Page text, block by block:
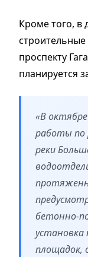
Кроме того, в
проспекту
планируется
«В
работы по
реки
бетонно-
установка
площадок,